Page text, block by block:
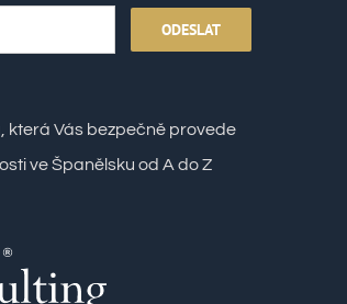
ODESLAT
která Vás bezpečně provede
ve Španělsku od A do Z